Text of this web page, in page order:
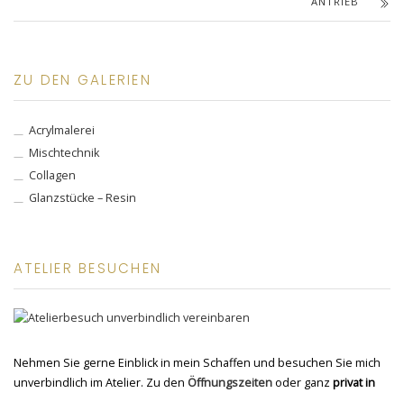
ZU DEN GALERIEN
Acrylmalerei
Mischtechnik
Collagen
Glanzstücke – Resin
ATELIER BESUCHEN
Nehmen Sie gerne Einblick in mein Schaffen und besuchen Sie mich
unverbindlich im Atelier. Zu den Öffnungszeitenoder ganz privat in